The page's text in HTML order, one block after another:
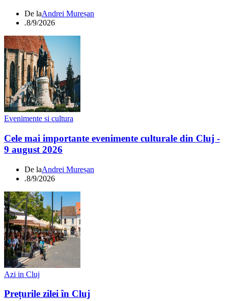
De laAndrei Mureșan
.8/9/2026
Evenimente si cultura
Cele mai importante evenimente culturale din Cluj -
9 august 2026
De laAndrei Mureșan
.8/9/2026
Azi in Cluj
Prețurile zilei în Cluj